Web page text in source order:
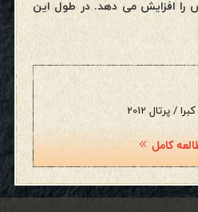
را افزایش می دهد. در طول این
/ پرتال 2012
کامل